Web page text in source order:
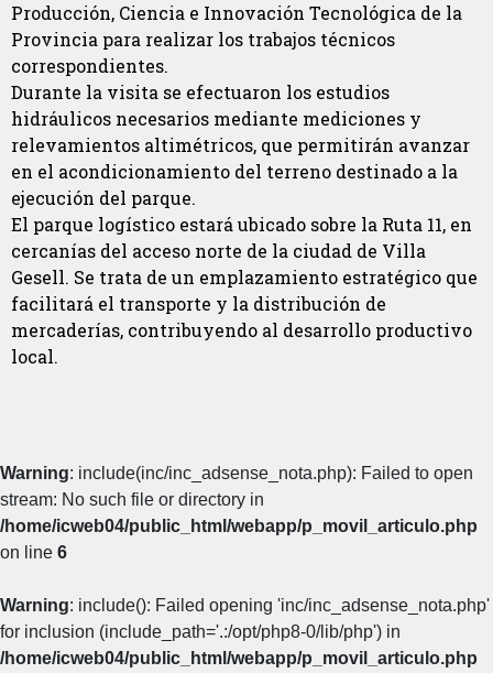
Producción, Ciencia e Innovación Tecnológica de la
Provincia para realizar los trabajos técnicos
correspondientes.
Durante la visita se efectuaron los estudios
hidráulicos necesarios mediante mediciones y
relevamientos altimétricos, que permitirán avanzar
en el acondicionamiento del terreno destinado a la
ejecución del parque.
El parque logístico estará ubicado sobre la Ruta 11, en
cercanías del acceso norte de la ciudad de Villa
Gesell. Se trata de un emplazamiento estratégico que
facilitará el transporte y la distribución de
mercaderías, contribuyendo al desarrollo productivo
local.
Warning: include(inc/inc_adsense_nota.php): Failed to open
stream: No such file or directory in
/home/icweb04/public_html/webapp/p_movil_articulo.php
on line 6
Warning: include(): Failed opening 'inc/inc_adsense_nota.php'
for inclusion (include_path='.:/opt/php8-0/lib/php') in
/home/icweb04/public_html/webapp/p_movil_articulo.php